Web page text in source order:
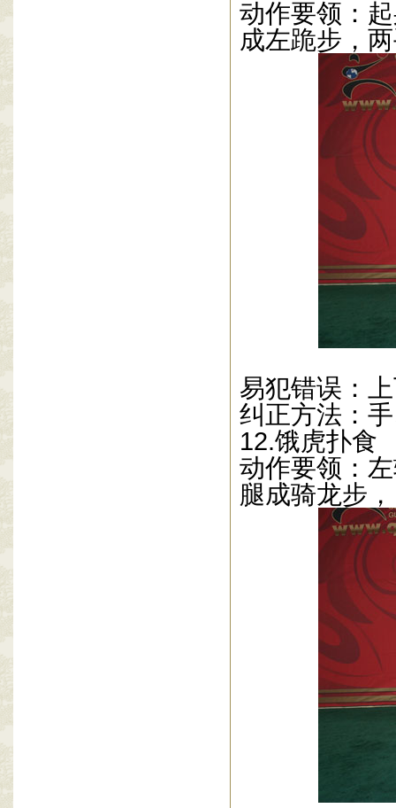
动作要领：
成左跪步，
易犯错误：
纠正方法：
12.饿虎扑食
动作要领：
腿成骑龙步